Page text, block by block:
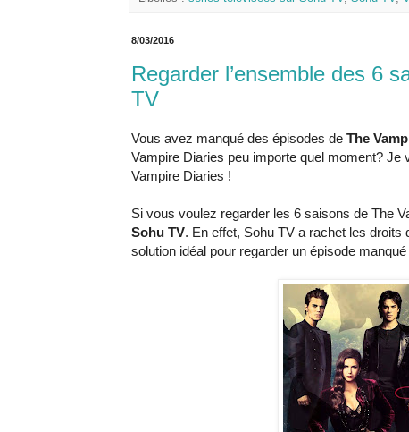
8/03/2016
Regarder l’ensemble des 6
TV
Vous avez manqué des épisodes de The
Vampire Diaries peu importe quel moment?
Vampire Diaries !
Si vous voulez regarder les 6 saisons de The
Sohu TV. En effet, Sohu TV a rachet les
solution idéal pour regarder un épisode